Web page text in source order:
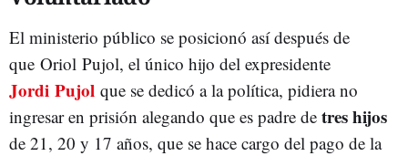
El ministerio público se posicionó así después de
que Oriol Pujol, el único hijo del expresidente
Jordi Pujol que se dedicó a la política, pidiera no
ingresar en prisión alegando que es padre de tres hijos
de 21, 20 y 17 años, que se hace cargo del pago de la